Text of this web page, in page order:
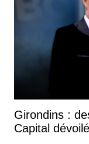
Girondins :
Capital